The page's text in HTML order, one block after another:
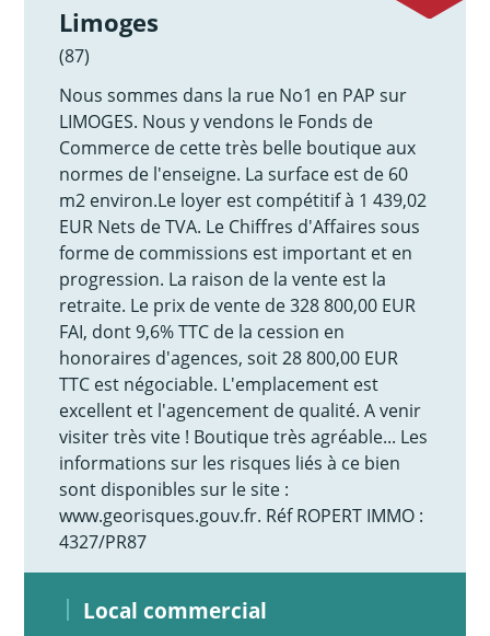
Limoges
(87)
Nous sommes dans la rue No1 en PAP sur
LIMOGES. Nous y vendons le Fonds de
Commerce de cette très belle boutique aux
normes de l'enseigne. La surface est de 60
m2 environ.Le loyer est compétitif à 1 439,02
EUR Nets de TVA. Le Chiffres d'Affaires sous
forme de commissions est important et en
progression. La raison de la vente est la
retraite. Le prix de vente de 328 800,00 EUR
FAI, dont 9,6% TTC de la cession en
honoraires d'agences, soit 28 800,00 EUR
TTC est négociable. L'emplacement est
excellent et l'agencement de qualité. A venir
visiter très vite ! Boutique très agréable... Les
informations sur les risques liés à ce bien
sont disponibles sur le site :
www.georisques.gouv.fr. Réf ROPERT IMMO :
4327/PR87
Local commercial